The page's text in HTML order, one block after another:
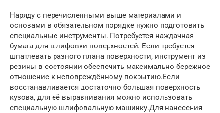
Наряду с перечисленными выше материалами и
основами в обязательном порядке нужно подготовить
специальные инструменты. Потребуется наждачная
бумага для шлифовки поверхностей. Если требуется
шпатлевать разного плана поверхности, инструмент из
резины в состоянии обеспечить максимально бережное
отношение к неповреждённому покрытию.Если
восстанавливается достаточно большая поверхность
кузова, для её выравнивания можно использовать
специальную шлифовальную машинку.Для нанесения